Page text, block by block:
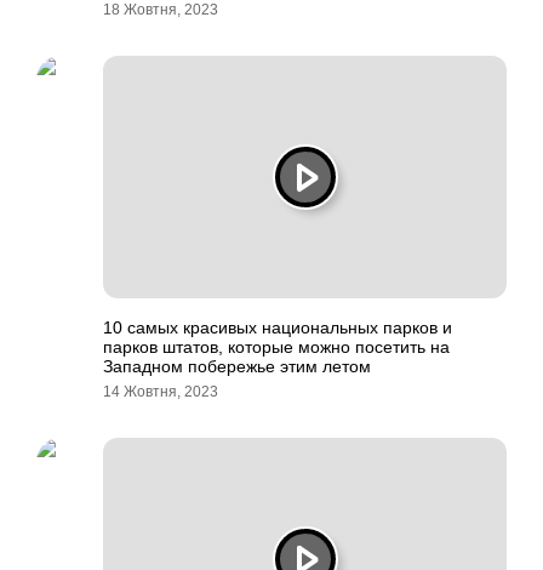
18 Жовтня, 2023
10 самых красивых национальных парков и
парков штатов, которые можно посетить на
Западном побережье этим летом
14 Жовтня, 2023